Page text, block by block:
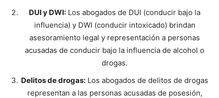
DUI y DWI: Los abogados de DUI (conducir bajo la
influencia) y DWI (conducir intoxicado) brindan
asesoramiento legal y representación a personas
acusadas de conducir bajo la influencia de alcohol o
drogas.
Delitos de drogas: Los abogados de delitos de drogas
representan a las personas acusadas de posesión,